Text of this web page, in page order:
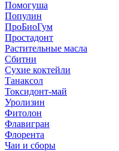
Помогуша
Популин
ПроБиоГум
Простадонт
Растительные масла
Сбитни
Сухие коктейли
Танаксол
Токсидонт-май
Уролизин
Фитолон
Флавигран
Флорента
Чаи и сборы